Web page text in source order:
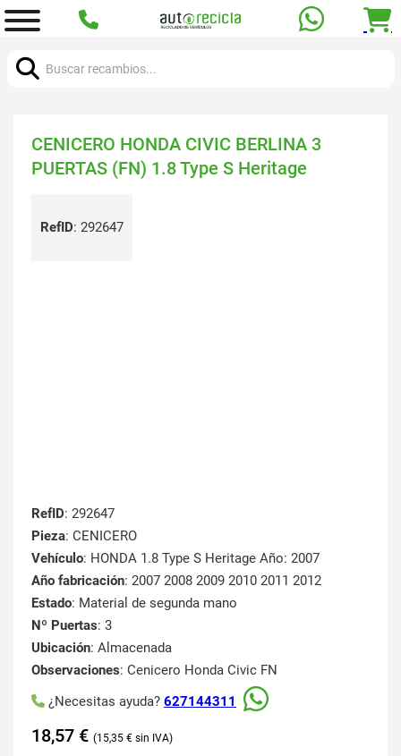
CENICERO HONDA CIVIC BERLINA 3
PUERTAS (FN) 1.8 Type S Heritage
RefID: 292647
RefID: 292647
Pieza: CENICERO
Vehículo: HONDA 1.8 Type S Heritage Año: 2007
Año fabricación: 2007 2008 2009 2010 2011 2012
Estado: Material de segunda mano
Nº Puertas: 3
Ubicación: Almacenada
Observaciones: Cenicero Honda Civic FN
¿Necesitas ayuda? 627144311
18,57 € 15,35 €